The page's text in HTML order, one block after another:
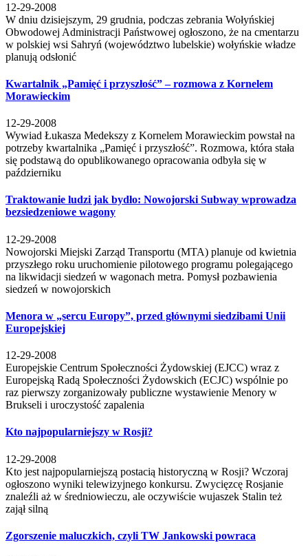
12-29-2008
W dniu dzisiejszym, 29 grudnia, podczas zebrania Wołyńskiej
Obwodowej Administracji Państwowej ogłoszono, że na cmentarzu
w polskiej wsi Sahryń (województwo lubelskie) wołyńskie władze
planują odsłonić
Kwartalnik „Pamięć i przyszłość” – rozmowa z Kornelem
Morawieckim
12-29-2008
Wywiad Łukasza Medekszy z Kornelem Morawieckim powstał na
potrzeby kwartalnika „Pamięć i przyszłość”. Rozmowa, która stała
się podstawą do opublikowanego opracowania odbyła się w
październiku
Traktowanie ludzi jak bydło: Nowojorski Subway wprowadza
bezsiedzeniowe wagony
12-29-2008
Nowojorski Miejski Zarząd Transportu (MTA) planuje od kwietnia
przyszłego roku uruchomienie pilotowego programu polegającego
na likwidacji siedzeń w wagonach metra. Pomysł pozbawienia
siedzeń w nowojorskich
Menora w „sercu Europy”, przed głównymi siedzibami Unii
Europejskiej
12-29-2008
Europejskie Centrum Społeczności Żydowskiej (EJCC) wraz z
Europejską Radą Społeczności Żydowskich (ECJC) wspólnie po
raz pierwszy zorganizowały publiczne wystawienie Menory w
Brukseli i uroczystość zapalenia
Kto najpopularniejszy w Rosji?
12-29-2008
Kto jest najpopularniejszą postacią historyczną w Rosji? Wczoraj
ogłoszono wyniki telewizyjnego konkursu. Zwycięzcę Rosjanie
znaleźli aż w średniowieczu, ale oczywiście wujaszek Stalin też
zajął silną
Zgorszenie maluczkich, czyli TW Jankowski powraca